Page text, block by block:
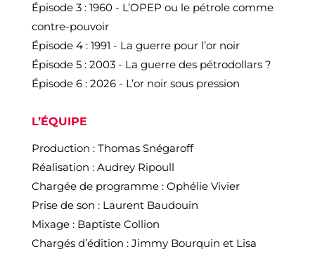
Épisode 3 : 1960 - L’OPEP ou le pétrole comme
contre-pouvoir
Épisode 4 : 1991 - La guerre pour l’or noir
Épisode 5 : 2003 - La guerre des pétrodollars ?
Épisode 6 : 2026 - L’or noir sous pression
L’ÉQUIPE
Production : Thomas Snégaroff
Réalisation : Audrey Ripoull
Chargée de programme : Ophélie Vivier
Prise de son : Laurent Baudouin
Mixage : Baptiste Collion
Chargés d’édition : Jimmy Bourquin et Lisa